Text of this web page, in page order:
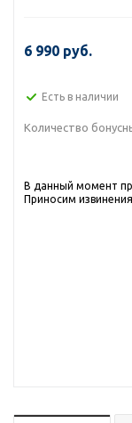
6 990 руб.
Есть в наличии
Количество
В данный момент
Приносим